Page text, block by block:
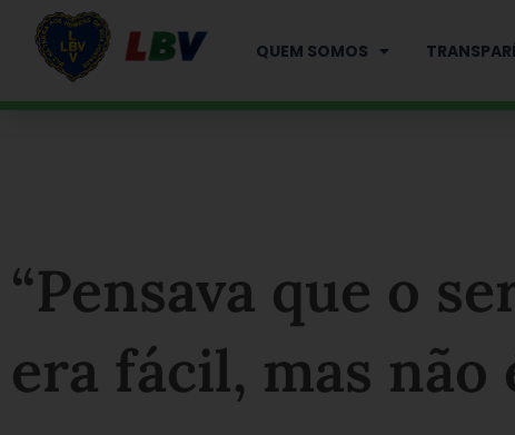
QUEM SOMOS
“Pensava que o
era fácil, mas não